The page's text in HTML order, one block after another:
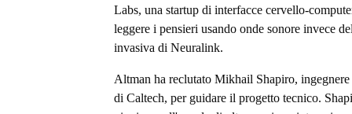
Labs, una startup di interfacce cervello-
leggere i pensieri usando onde sonore invece
invasiva di Neuralink.
Altman ha reclutato Mikhail Shapiro,
di Caltech, per guidare il progetto tecnico.